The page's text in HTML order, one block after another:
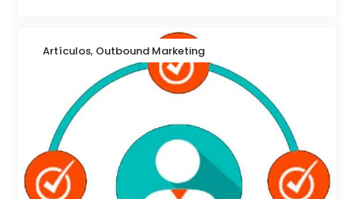
Artículos, Outbound Marketing